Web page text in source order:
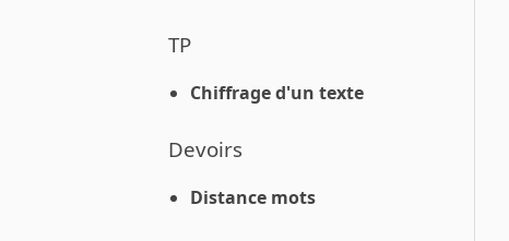
TP
Chiffrage d'un texte
Devoirs
Distance mots